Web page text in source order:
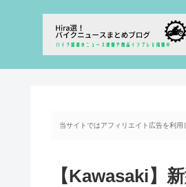
当サイトではアフィリエイト広告を利用
【Kawasaki】